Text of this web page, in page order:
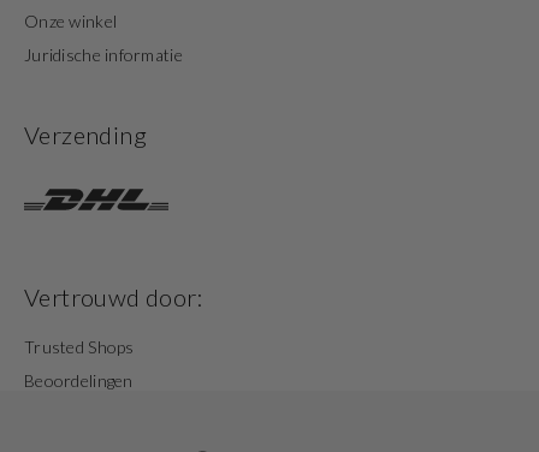
Onze winkel
Juridische informatie
Verzending
Vertrouwd door:
Trusted Shops
Beoordelingen